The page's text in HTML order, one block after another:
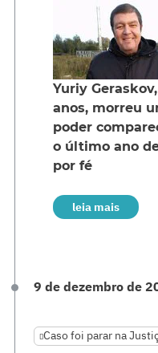
Yuriy
anos, morreu
poder
o último ano
por fé
leia mais
9 de dezembro de
Caso foi parar na